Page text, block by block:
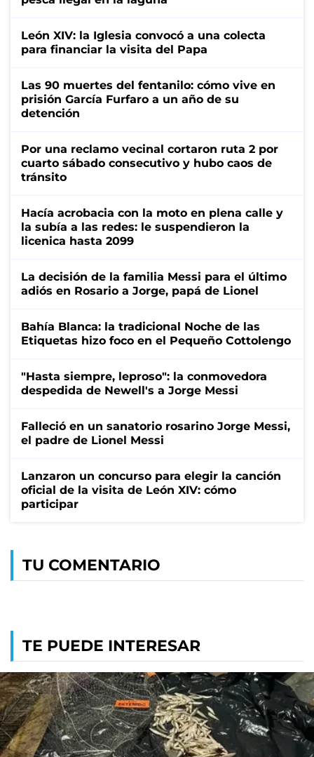
León XIV: la Iglesia convocó a una colecta
para financiar la visita del Papa
Las 90 muertes del fentanilo: cómo vive en
prisión García Furfaro a un año de su
detención
Por una reclamo vecinal cortaron ruta 2 por
cuarto sábado consecutivo y hubo caos de
tránsito
Hacía acrobacia con la moto en plena calle y
la subía a las redes: le suspendieron la
licenica hasta 2099
La decisión de la familia Messi para el último
adiós en Rosario a Jorge, papá de Lionel
Bahía Blanca: la tradicional Noche de las
Etiquetas hizo foco en el Pequeño Cottolengo
"Hasta siempre, leproso": la conmovedora
despedida de Newell's a Jorge Messi
Falleció en un sanatorio rosarino Jorge Messi,
el padre de Lionel Messi
Lanzaron un concurso para elegir la canción
oficial de la visita de León XIV: cómo
participar
TU COMENTARIO
TE PUEDE INTERESAR